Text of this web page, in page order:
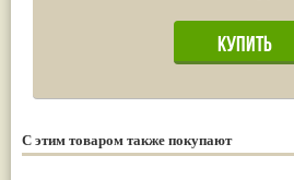
С этим товаром также покупают